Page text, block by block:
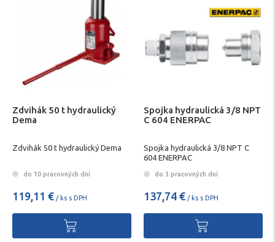
Zdvihák 50 t hydraulický
Dema
Zdvihák 50 t hydraulický Dema
do 10 pracovných dní
119,11 € / ks s DPH
Spojka hydraulická 3/8 NPT
C 604 ENERPAC
Spojka hydraulická 3/8 NPT C
604 ENERPAC
do 3 pracovných dní
137,74 € / ks s DPH